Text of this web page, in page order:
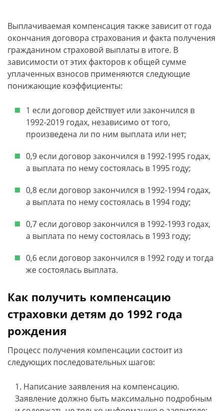
Выплачиваемая компенсация также зависит от года
окончания договора страхования и факта получения
гражданином страховой выплаты в итоге. В
зависимости от этих факторов к общей сумме
уплаченных взносов применяются следующие
понижающие коэффициенты:
1 если договор действует или закончился в
1992-2019 годах, независимо от того,
произведена ли по ним выплата или нет;
0,9 если договор закончился в 1992-1995 годах,
а выплата по нему состоялась в 1995 году;
0,8 если договор закончился в 1992-1994 годах,
а выплата по нему состоялась в 1994 году;
0,7 если договор закончился в 1992-1993 годах,
а выплата по нему состоялась в 1993 году;
0,6 если договор закончился в 1992 году и тогда
же состоялась выплата.
Как получить компенсацию
страховки детям до 1992 года
рождения
Процесс получения компенсации состоит из
следующих последовательных шагов:
Написание заявления на компенсацию.
Заявление должно быть максимально подробным